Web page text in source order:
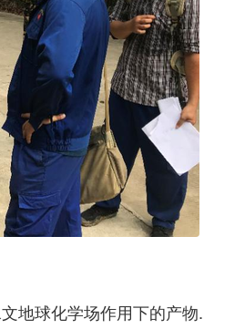
地球化学场作用下的产物.